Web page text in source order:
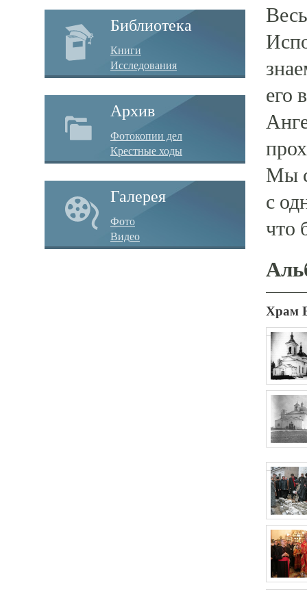
Библиотека
Книги
Исследования
Архив
Фотокопии дел
Крестные ходы
Галерея
Фото
Видео
его
Мы
с
что
Храм